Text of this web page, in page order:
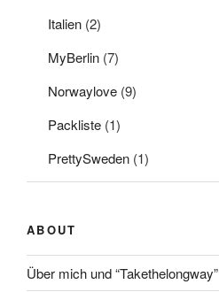
Italien (2)
MyBerlin (7)
Norwaylove (9)
Packliste (1)
PrettySweden (1)
ABOUT
Über mich und “Takethelongway”